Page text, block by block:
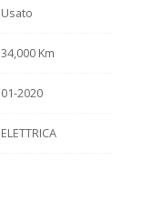
Usato
34,000 Km
01-2020
ELETTRICA